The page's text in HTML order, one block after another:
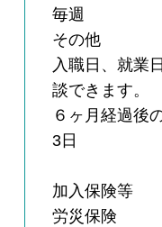
毎週
その他
入職日、就業
談できます。
６ヶ月経過後
3日
加入保険等
労災保険